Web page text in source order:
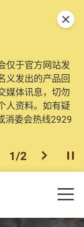
仅于官方网站发
义发出的产品回
媒体讯息，切勿
人资料。如有疑
消委会热线2929
上一个
1/2 下一个开
关闭
目